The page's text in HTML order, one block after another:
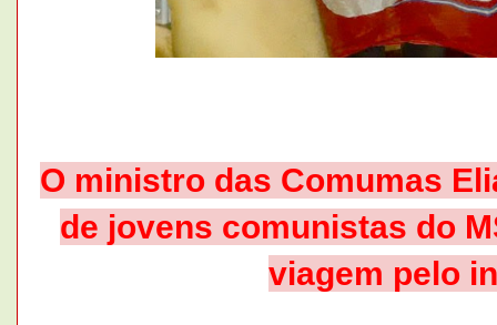
O ministro das Comumas
de jovens comunistas do
viagem pelo